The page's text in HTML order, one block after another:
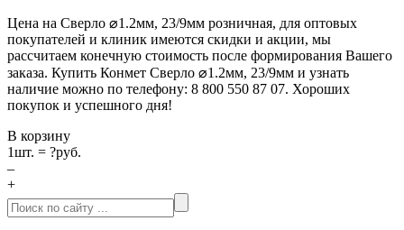
Цена на Сверло ⌀1.2мм, 23/9мм розничная, для оптовых
покупателей и клиник имеются скидки и акции, мы
рассчитаем конечную стоимость после формирования Вашего
заказа. Купить Конмет Сверло ⌀1.2мм, 23/9мм и узнать
наличие можно по телефону: 8 800 550 87 07. Хороших
покупок и успешного дня!
В корзину
1шт. = ?руб.
–
+